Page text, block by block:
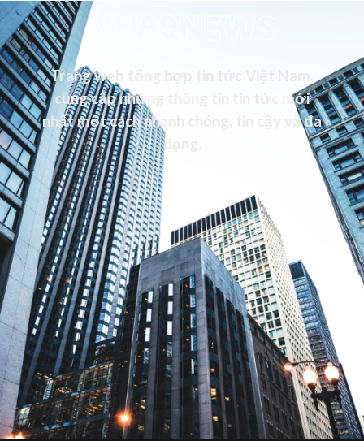
VN99NEWS
Trang web tổng hợp tin tức Việt Nam,
cung cấp những thông tin tin tức mới
nhất một cách nhanh chóng, tin cậy và đa
dạng.